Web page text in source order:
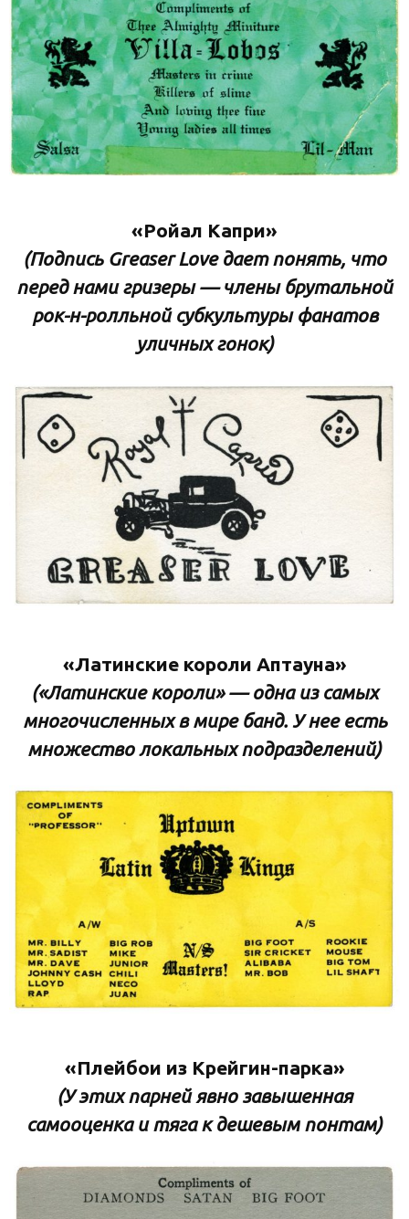
«Ройал Капри»
(Подпись Greaser Love дает понять, что
перед нами гризеры — члены брутальной
рок-н-ролльной субкультуры фанатов
уличных гонок)
«Латинские короли Аптауна»
(«Латинские короли» — одна из самых
многочисленных в мире банд. У нее есть
множество локальных подразделений)
«Плейбои из Крейгин-парка»
(У этих парней явно завышенная
самооценка и тяга к дешевым понтам)